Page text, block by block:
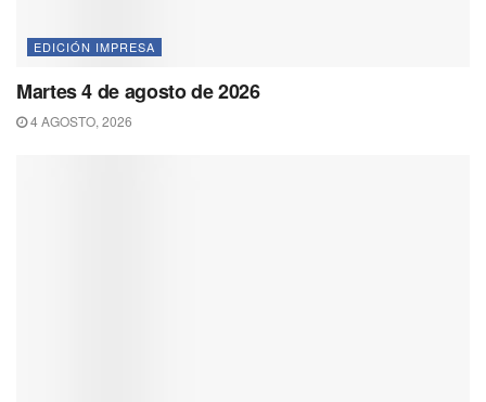
EDICIÓN IMPRESA
Martes 4 de agosto de 2026
4 AGOSTO, 2026